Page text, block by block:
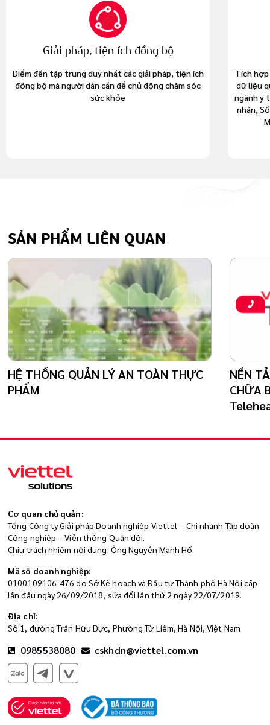
đồng bộ
giải pháp, tiện ích
động chăm sóc
Khả năng tích hợp
Tích hợp với tất cả các hệ thống phần
dữ liệu quốc gia quản lý về y tế, phục vụ
ngành y tế mà cả người dân như Hồ sơ sức
nhân, Sổ tiêm chủng điện tử, Cổng tra
Medical hub, Cổng tra cứu An toàn
SẢN PHẨM LIÊN QUAN
HỆ THỐNG QUẢN LÝ AN TOÀN THỰC
PHẨM
NỀN
CHỮA
Cơ quan chủ quản:
Tổng Công ty Giải pháp Doanh nghiệp Viettel – Chi nhánh Tập đoàn
Công nghiệp – Viễn thông Quân đội.
Chịu trách nhiệm nội dung: Ông Nguyễn Mạnh Hổ
Mã số doanh nghiệp:
0100109106-476 do Sở Kế hoạch và Đầu tư Thành phố Hà Nội cấp
lần đầu ngày 26/09/2018, sửa đổi lần thứ 2 ngày 22/07/2019.
Địa chỉ:
Số 1, đường Trần Hữu Dực, Phường Từ Liêm, Hà Nội, Việt Nam
0985538080 cskhdn@viettel.com.vn